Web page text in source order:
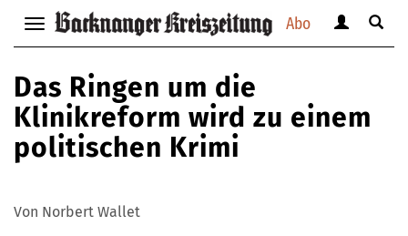
Abo
Navigation
anzeigen
verbergen
anzeigen
Suche
Das Ringen um die
Klinikreform wird zu einem
politischen Krimi
Von Norbert Wallet